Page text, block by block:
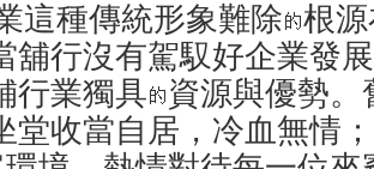
這種傳統形象難除 根
舖行沒有駕馭好企業發
行業獨具
資源與優勢
堂收當自居，冷血無情